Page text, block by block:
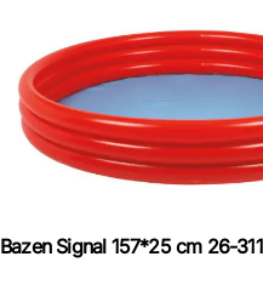
Bazen Signal 157*25 cm 26-